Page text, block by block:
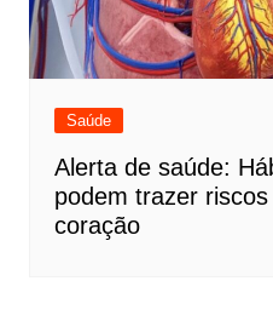
Saúde
Alerta de saúde:
podem trazer
coração